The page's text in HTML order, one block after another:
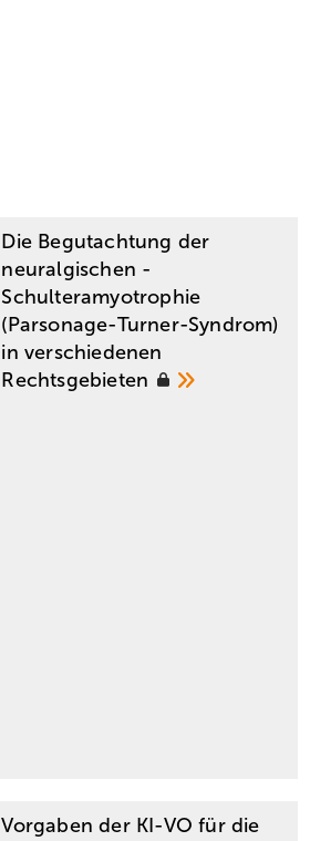
Die Begutachtung der
neuralgischen ­
Schulteramyotrophie
(Parsonage-Turner-Syndrom)
in verschiedenen
­Rechtsgebieten
Vorgaben der KI-VO für die